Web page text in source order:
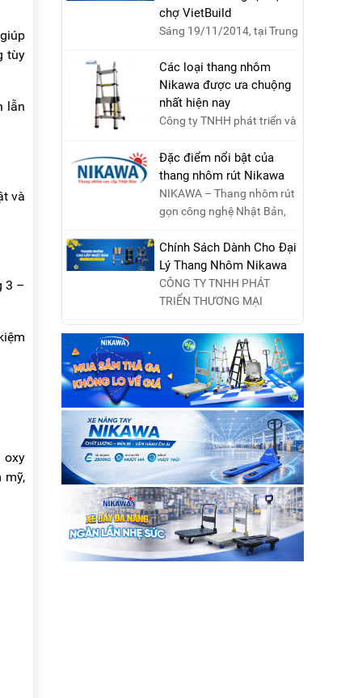
tùy
lẫn
và
3 –
oxy
mỹ,
chợ VietBuild
Sáng 19/11/2014, tại Trung
tâm Hội chợ Triển lãm Việt
Nam, Hà Nội, đã diễn ra lễ
khai mạc “Triể....
Các loại thang nhôm
Nikawa được ưa chuộng
nhất hiện nay
Công ty TNHH phát triển và
thương mại Nikawa Việt
Nam xin kính chào quý
khách ! Hiện tại công t....
Đặc điểm nổi bật của
thang nhôm rút Nikawa
NIKAWA – Thang nhôm rút
gọn công nghệ Nhật Bản,
đạt tiêu chuẩn Châu Âu,
đảm bảo sự an toàn tuy....
Chính Sách Dành Cho Đại
Lý Thang Nhôm Nikawa
CÔNG TY TNHH PHÁT
TRIỂN THƯƠNG MẠI
NIKAWA VIỆT NAM –
Nikawa Miền Bắc: Số 19,
Đường Trung ....